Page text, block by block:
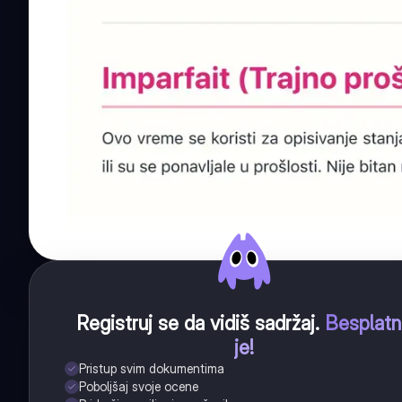
Registruj se da vidiš sadržaj.
je!
Pristup svim dokumentima
Poboljšaj svoje ocene